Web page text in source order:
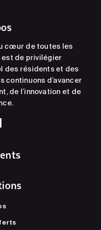
cœur de toutes les
est de privilégier
des résidents et des
continuons d’avancer
de l’innovation et de